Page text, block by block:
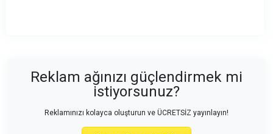
Reklam ağınızı güçlendirmek mi
istiyorsunuz?
Reklamınızı kolayca oluşturun ve ÜCRETSİZ yayınlayın!